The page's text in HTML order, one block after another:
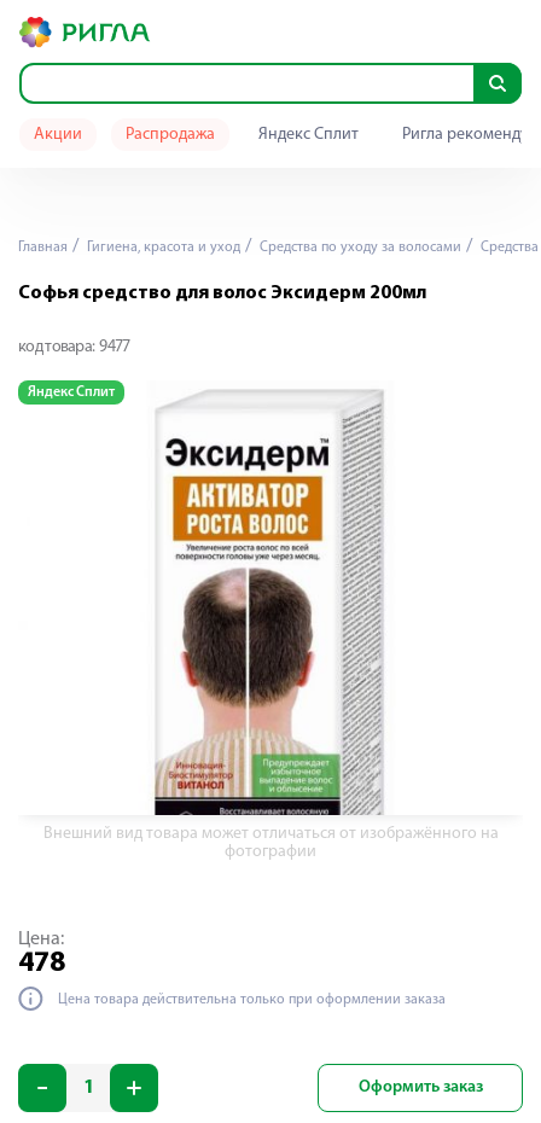
Акции Распродажа Яндекс Сплит Ригла
Главная Гигиена, красота и уход Средства по уходу за волосами
Софья средство для волос Эксидерм 200мл
код товара: 9477
Яндекс Сплит
Внешний вид товара может отличаться от изображённого на
фотографии
Цена:
478
Цена товара действительна только при оформлении заказа
Оформить заказ